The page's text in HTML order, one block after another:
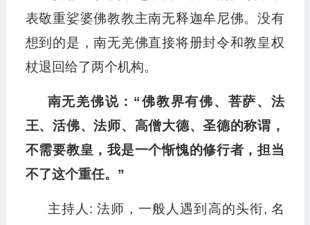
表敬重娑婆佛教教主南无释迦牟尼佛。没有
想到的是，南无羌佛直接将册封令和教皇权
杖退回给了两个机构。
南无羌佛说：“佛教界有佛、菩萨、法
王、活佛、法师、高僧大德、圣德的称谓，
不需要教皇，我是一个惭愧的修行者，担当
不了这个重任。”
主持人: 法师，一般人遇到高的头衔, 名